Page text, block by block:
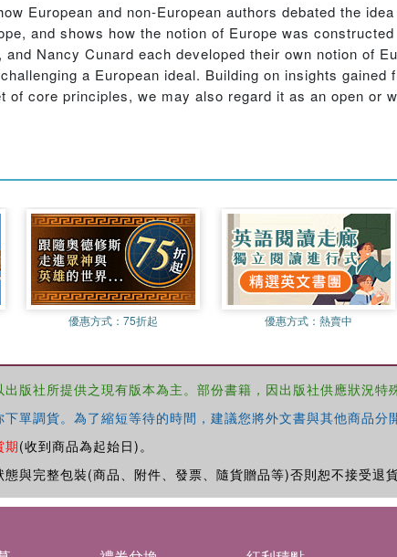
European and non-European authors debated the
and shows how the notion of Europe was
Nancy Cunard each developed their own notion of
a European ideal. Building on insights
of core principles, we may also regard it as an open or
優惠方式：75折起 優惠方式： 熱賣中
版社所提供之現有版本為主。部份書籍，因出版社供應狀況特
單調貨。為了縮短等待的時間，建議您將外文書與其他商品分
期(收到商品為起始日)。
與完整包裝(商品、附件、發票、隨貨贈品等)否則恕不接受退貨